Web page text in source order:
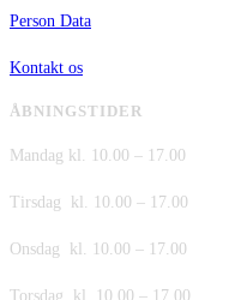
Person Data
Kontakt os
ÅBNINGSTIDER
Mandag kl. 10.00 – 17.00
Tirsdag kl. 10.00 – 17.00
Onsdag kl. 10.00 – 17.00
Torsdag kl. 10.00 – 17.00